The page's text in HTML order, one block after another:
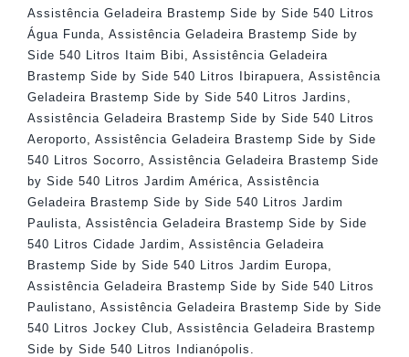
Assistência Geladeira Brastemp Side by Side 540 Litros
Água Funda
Assistência Geladeira Brastemp Side by
Side 540 Litros Itaim Bibi
Assistência Geladeira
Brastemp Side by Side 540 Litros Ibirapuera
Assistência
Geladeira Brastemp Side by Side 540 Litros Jardins
Assistência Geladeira Brastemp Side by Side 540 Litros
Aeroporto
Assistência Geladeira Brastemp Side by Side
540 Litros Socorro
Assistência Geladeira Brastemp Side
by Side 540 Litros Jardim América
Assistência
Geladeira Brastemp Side by Side 540 Litros Jardim
Paulista
Assistência Geladeira Brastemp Side by Side
540 Litros Cidade Jardim
Assistência Geladeira
Brastemp Side by Side 540 Litros Jardim Europa
Assistência Geladeira Brastemp Side by Side 540 Litros
Paulistano
Assistência Geladeira Brastemp Side by Side
540 Litros Jockey Club
Assistência Geladeira Brastemp
Side by Side 540 Litros Indianópolis